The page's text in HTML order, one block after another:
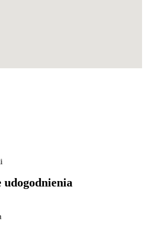
udogodnienia